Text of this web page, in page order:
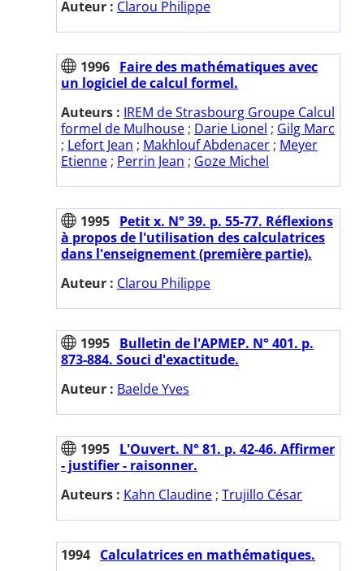
Auteur : Clarou Philippe
1996 Faire des mathématiques avec
un logiciel de calcul formel.
Auteurs : IREM de Strasbourg Groupe Calcul
formel de Mulhouse ; Darie Lionel ; Gilg Marc
; Lefort Jean ; Makhlouf Abdenacer ; Meyer
Etienne ; Perrin Jean ; Goze Michel
1995 Petit x. N° 39. p. 55-77. Réflexions
à propos de l'utilisation des calculatrices
dans l'enseignement (première partie).
Auteur : Clarou Philippe
1995 Bulletin de l'APMEP. N° 401. p.
873-884. Souci d'exactitude.
Auteur : Baelde Yves
1995 L'Ouvert. N° 81. p. 42-46. Affirmer
- justifier - raisonner.
Auteurs : Kahn Claudine ; Trujillo César
1994 Calculatrices en mathématiques.